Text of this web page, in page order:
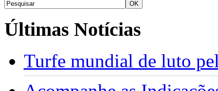
Últimas Notícias
Turfe mundial de luto